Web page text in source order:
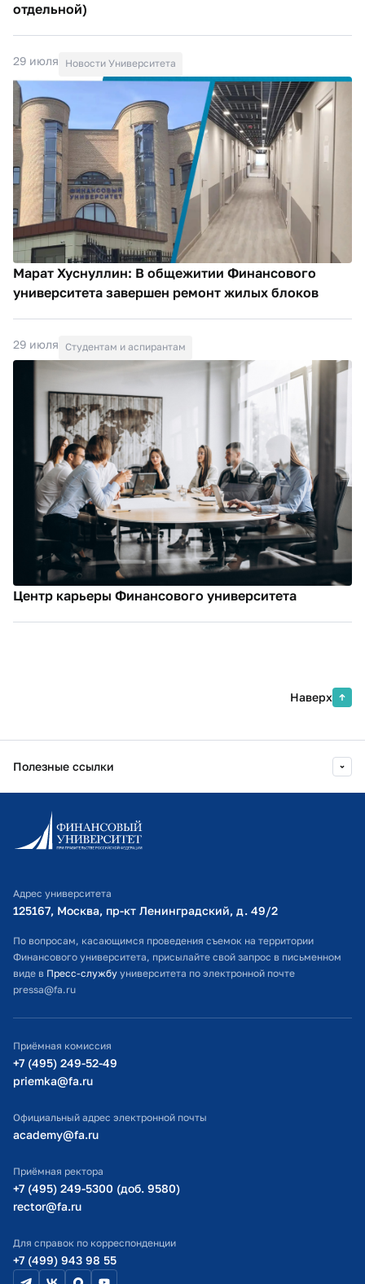
отдельной)
29 июля Новости Университета
Марат Хуснуллин: В общежитии Финансового
университета завершен ремонт жилых блоков
29 июля Студентам и аспирантам
Центр карьеры Финансового университета
Наверх
Полезные ссылки
Информационно-образовательный портал
Личный кабинет поступающего
Оплата обучения
Расписание занятий
Студенческий офис
Официальный адрес электронной почты
Министерство просвещения РФ
Министерство науки и высшего образования РФ
Адрес университета
125167, Москва, пр-кт Ленинградский, д. 49/2​
По вопросам, касающимся проведения съемок на территории
Финансового университета, присылайте свой запрос в письменном
виде в Пресс-службу университета по электронной почте
pressa@fa.ru
Приёмная комиссия
+7 (495) 249-52-49
priemka@fa.ru
Официальный адрес электронной почты
academy@fa.ru
Приёмная ректора
+7 (495) 249-5300 (доб. 9580)
rector@fa.ru
Для справок по корреспонденции
+7 (499) 943 98 55